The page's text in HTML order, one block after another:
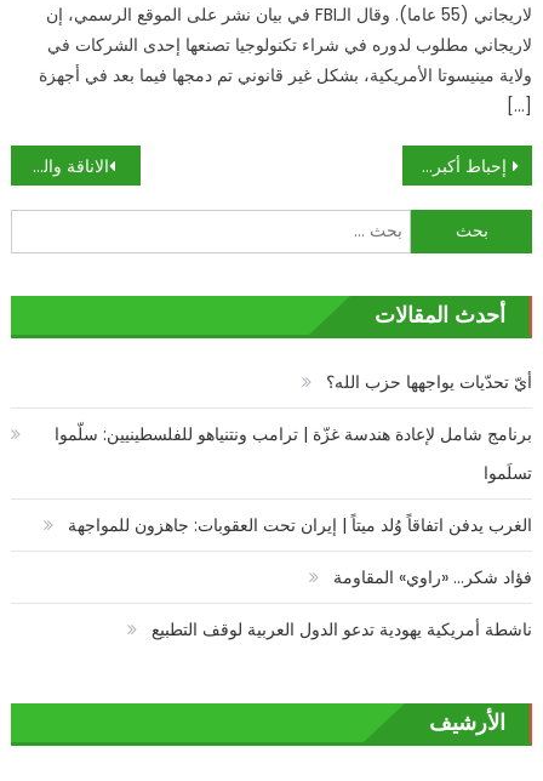
لاريجاني (55 عاما). وقال الـFBI في بيان نشر على الموقع الرسمي، إن
لاريجاني مطلوب لدوره في شراء تكنولوجيا تصنعها إحدى الشركات في
ولاية مينيسوتا الأمريكية، بشكل غير قانوني تم دمجها فيما بعد في أجهزة
[…]
تصفّح
المقالات
الاناقة والجمال جزء حيوي من المرأة إحباط أكبر «مؤامرة إرهابية» في طهران
البحث
عن:
أحدث المقالات
أيّ تحدّيات يواجهها حزب الله؟
برنامج شامل لإعادة هندسة غزّة | ترامب ونتنياهو للفلسطينيين: سلّموا
تسلَموا
الغرب يدفن اتفاقاً وُلد ميتاً | إيران تحت العقوبات: جاهزون للمواجهة
فؤاد شكر… «راوي» المقاومة
ناشطة أمريكية يهودية تدعو الدول العربية لوقف التطبيع
الأرشيف